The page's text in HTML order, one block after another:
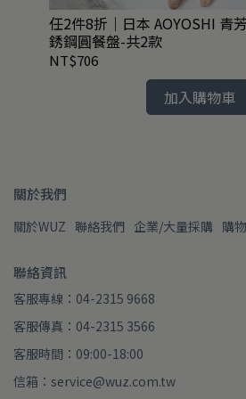
任2件8折｜日本 AOYOSHI 青
銹鋼圓餐盤-共2款
NT$706
加入購物車
關於我們
關於WUZ 聯絡我們 企業/大量採購 購
聯絡資訊
客服專線：04-2315 9668
客服傳真：04-2315 3566
客服時間：09:00-18:00
信箱：service@wuz.com.tw